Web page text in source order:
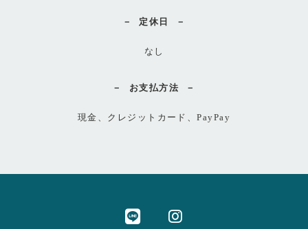
定休日
なし
お支払方法
現金、クレジットカード、PayPay